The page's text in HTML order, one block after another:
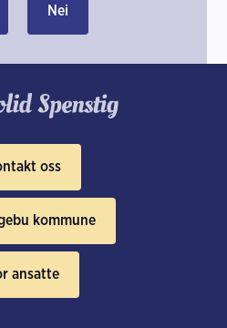
Nei
oss
kommune
ansatte